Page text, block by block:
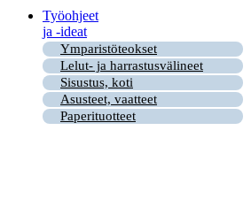
Työohjeet
ja -ideat
Ymparistöteokset
Lelut- ja harrastusvälineet
Sisustus, koti
Asusteet, vaatteet
Paperituotteet